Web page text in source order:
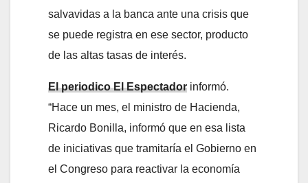
salvavidas a la banca ante una crisis que
se puede registra en ese sector, producto
de las altas tasas de interés.
El periodico El Espectador informó.
“Hace un mes, el ministro de Hacienda,
Ricardo Bonilla, informó que en esa lista
de iniciativas que tramitaría el Gobierno en
el Congreso para reactivar la economía